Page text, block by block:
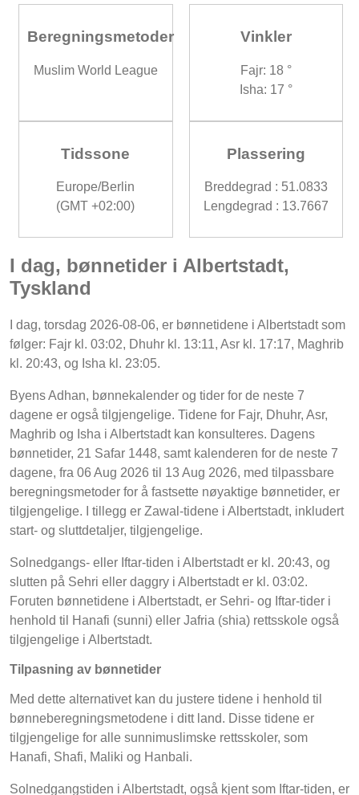
Beregningsmetoder
Muslim World League
Vinkler
Fajr: 18 °
Isha: 17 °
Tidssone
Europe/Berlin
(GMT +02:00)
Plassering
Breddegrad : 51.0833
Lengdegrad : 13.7667
I dag, bønnetider i Albertstadt,
Tyskland
I dag, torsdag 2026-08-06, er bønnetidene i Albertstadt som
følger: Fajr kl. 03:02, Dhuhr kl. 13:11, Asr kl. 17:17, Maghrib
kl. 20:43, og Isha kl. 23:05.
Byens Adhan, bønnekalender og tider for de neste 7
dagene er også tilgjengelige. Tidene for Fajr, Dhuhr, Asr,
Maghrib og Isha i Albertstadt kan konsulteres. Dagens
bønnetider, 21 Safar 1448, samt kalenderen for de neste 7
dagene, fra 06 Aug 2026 til 13 Aug 2026, med tilpassbare
beregningsmetoder for å fastsette nøyaktige bønnetider, er
tilgjengelige. I tillegg er Zawal-tidene i Albertstadt, inkludert
start- og sluttdetaljer, tilgjengelige.
Solnedgangs- eller Iftar-tiden i Albertstadt er kl. 20:43, og
slutten på Sehri eller daggry i Albertstadt er kl. 03:02.
Foruten bønnetidene i Albertstadt, er Sehri- og Iftar-tider i
henhold til Hanafi (sunni) eller Jafria (shia) rettsskole også
tilgjengelige i Albertstadt.
Tilpasning av bønnetider
Med dette alternativet kan du justere tidene i henhold til
bønneberegningsmetodene i ditt land. Disse tidene er
tilgjengelige for alle sunnimuslimske rettsskoler, som
Hanafi, Shafi, Maliki og Hanbali.
Solnedgangstiden i Albertstadt, også kjent som Iftar-tiden, er